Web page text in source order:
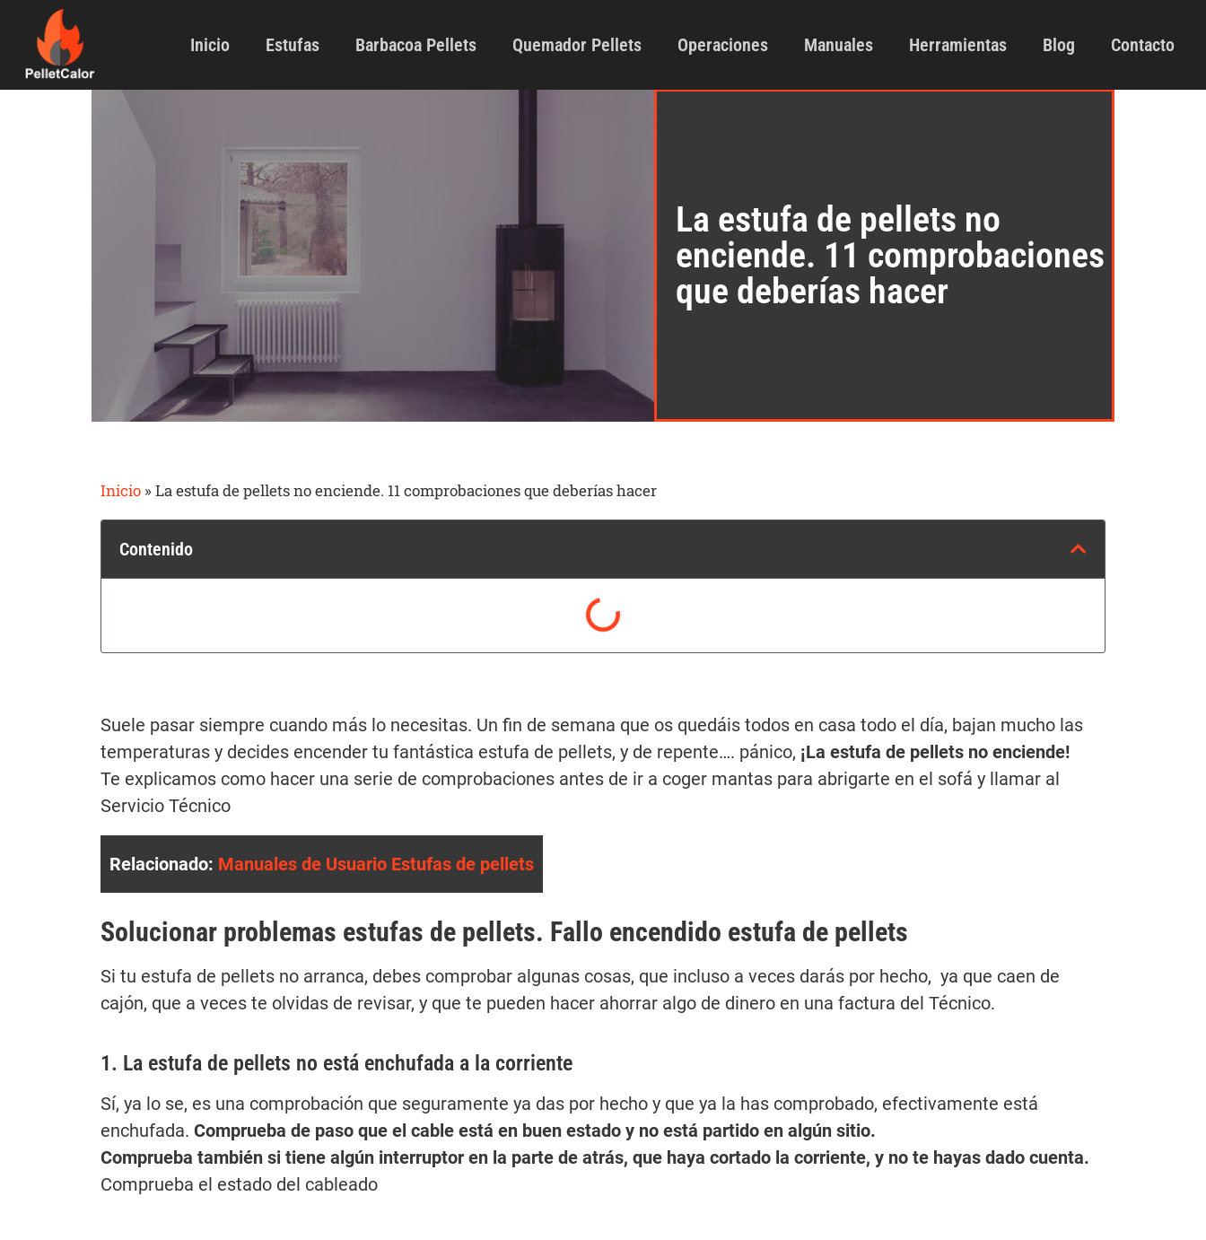
Inicio Estufas Barbacoa Pellets Quemador Pellets Operaciones Manuales Herramientas Blog Contacto
La estufa de pellets no
enciende. 11 comprobaciones
que deberías hacer
Inicio »La estufa de pellets no enciende. 11 comprobaciones que deberías hacer
Contenido
Suele pasar siempre cuando más lo necesitas. Un fin de semana que os quedáis todos en casa todo el día, bajan mucho las
temperaturas y decides encender tu fantástica estufa de pellets, y de repente…. pánico, ¡La estufa de pellets no enciende!
Te explicamos como hacer una serie de comprobaciones antes de ir a coger mantas para abrigarte en el sofá y llamar al
Servicio Técnico
Relacionado: Manuales de Usuario Estufas de pellets
Solucionar problemas estufas de pellets. Fallo encendido estufa de pellets
Si tu estufa de pellets no arranca, debes comprobar algunas cosas, que incluso a veces darás por hecho, ya que caen de
cajón, que a veces te olvidas de revisar, y que te pueden hacer ahorrar algo de dinero en una factura del Técnico.
1. La estufa de pellets no está enchufada a la corriente
Sí, ya lo se, es una comprobación que seguramente ya das por hecho y que ya la has comprobado, efectivamente está
enchufada. Comprueba de paso que el cable está en buen estado y no está partido en algún sitio.
Comprueba también si tiene algún interruptor en la parte de atrás, que haya cortado la corriente, y no te hayas dado cuenta.
Comprueba el estado del cableado